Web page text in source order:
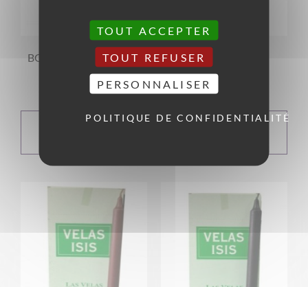
BOUGIE DROITE LILAS
1,90€
BOUGIE DROITE
MARRON CLAIR
TOUT ACCEPTER
TOUT REFUSER
PERSONNALISER
POLITIQUE DE CONFIDENTIALITÉ